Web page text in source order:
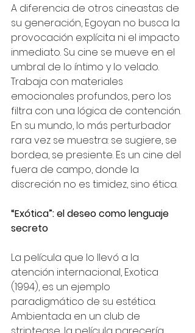
A diferencia de otros cineastas de
su generación, Egoyan no busca la
provocación explícita ni el impacto
inmediato. Su cine se mueve en el
umbral de lo íntimo y lo velado.
Trabaja con materiales
emocionales profundos, pero los
filtra con una lógica de contención.
En su mundo, lo más perturbador
rara vez se muestra: se sugiere, se
bordea, se presiente. Es un cine del
fuera de campo, donde la
discreción no es timidez, sino ética.
“Exótica”: el deseo como lenguaje
secreto
La película que lo llevó a la
atención internacional, Exotica
(1994), es un ejemplo
paradigmático de su estética.
Ambientada en un club de